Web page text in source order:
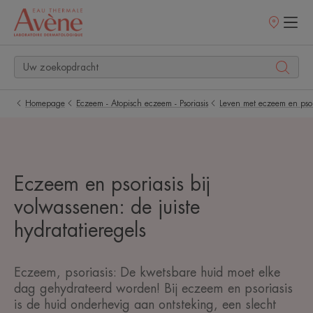
Homepage Eczeem - Atopisch eczeem - Psoriasis Leven met eczeem en
Eczeem en psoriasis bij
volwassenen: de juiste
hydratatieregels
Eczeem, psoriasis: De kwetsbare huid moet elke
dag gehydrateerd worden! Bij eczeem en psoriasis
is de huid onderhevig aan ontsteking, een slecht